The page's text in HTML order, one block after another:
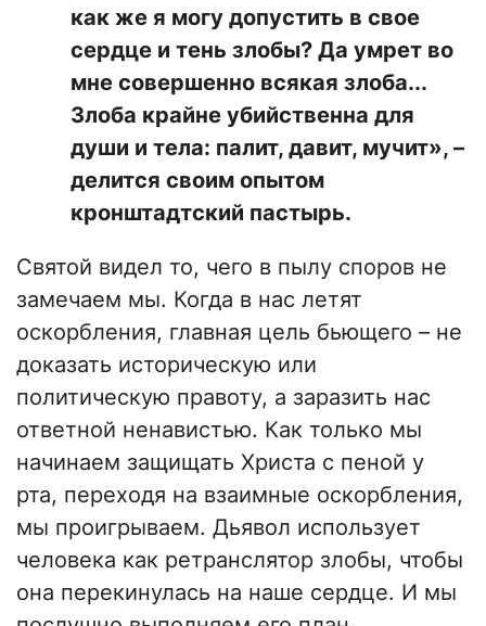
как же я могу допустить в свое
сердце и тень злобы? Да умрет во
мне совершенно всякая злоба...
Злоба крайне убийственна для
души и тела: палит, давит, мучит», –
делится своим опытом
кронштадтский пастырь.
Святой видел то, чего в пылу споров не
замечаем мы. Когда в нас летят
оскорбления, главная цель бьющего – не
доказать историческую или
политическую правоту, а заразить нас
ответной ненавистью. Как только мы
начинаем защищать Христа с пеной у
рта, переходя на взаимные оскорбления,
мы проигрываем. Дьявол использует
человека как ретранслятор злобы, чтобы
она перекинулась на наше сердце. И мы